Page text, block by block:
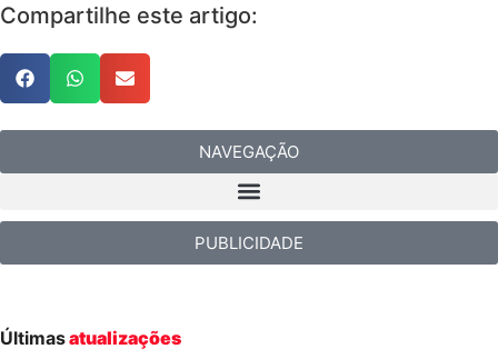
Compartilhe este artigo:
NAVEGAÇÃO
PUBLICIDADE
Últimasatualizações